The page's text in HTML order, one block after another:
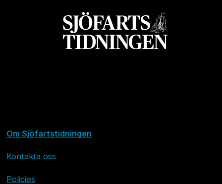
Om Sjöfartstidningen
Kontakta oss
Policies